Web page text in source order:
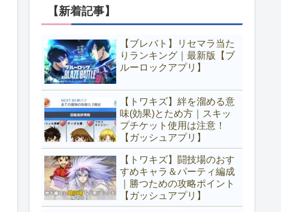
【新着記事】
【ブレバト】リセマラ当た
りランキング｜最新版【ブ
ルーロックアプリ】
【トワキズ】絆を溜める意
味(効果)とため方｜スキッ
プチケット使用は注意！
【ガッシュアプリ】
【トワキズ】闘技場のおす
すめキャラ＆パーティ編成
｜勝つための攻略ポイント
【ガッシュアプリ】